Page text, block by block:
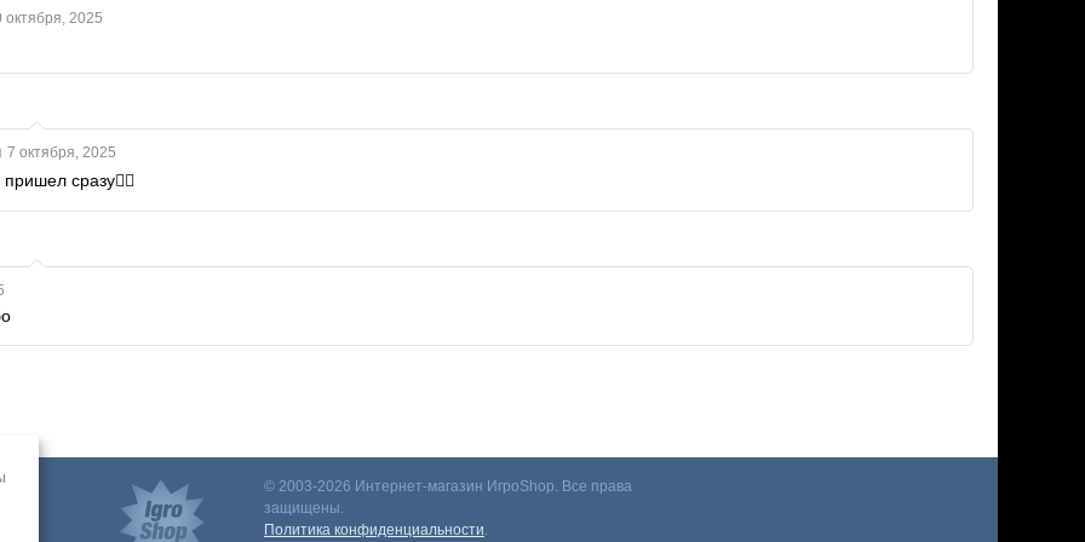
октября, 2025
7 октября, 2025
сразу👍🏽
© 2003-2026 Интернет-магазин ИгроShop. Все права
защищены.
Политика конфиденциальности.